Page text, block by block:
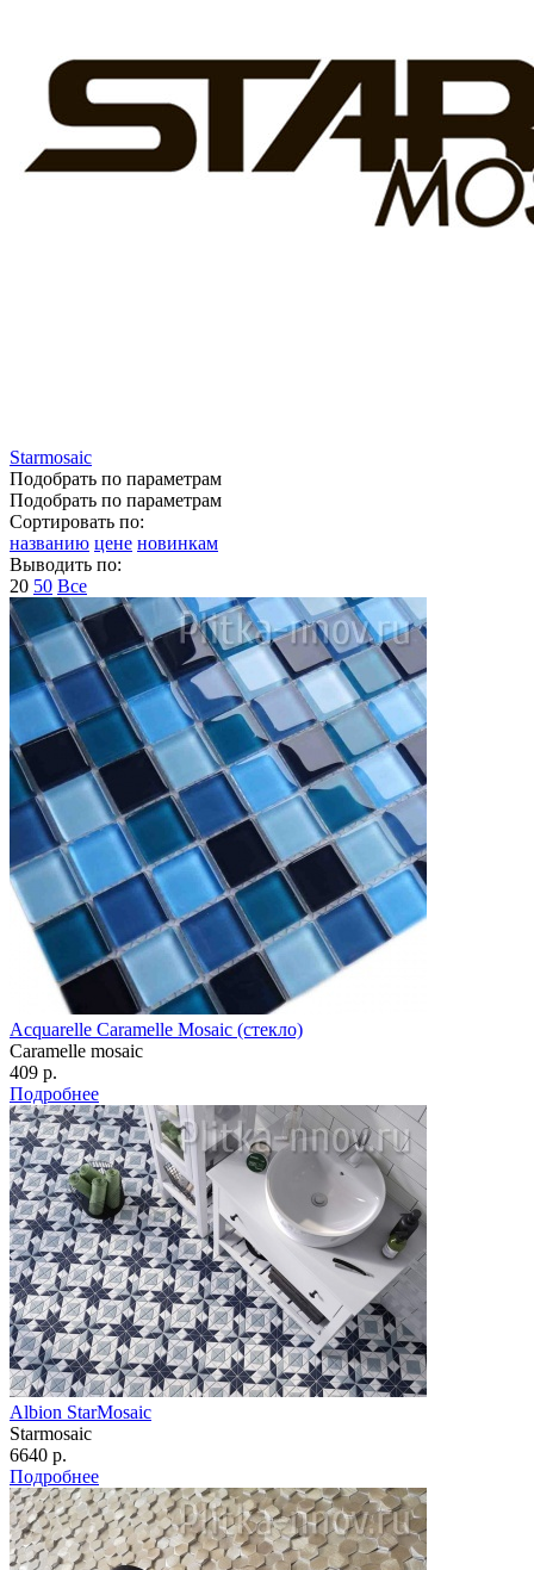
Starmosaic
Подобрать по параметрам
Подобрать по параметрам
Сортировать по:
названию цене новинкам
Выводить по:
20 50 Все
Acquarelle Caramelle Mosaic (стекло)
Caramelle mosaic
409 р.
Подробнее
Albion StarMosaic
Starmosaic
6640 р.
Подробнее